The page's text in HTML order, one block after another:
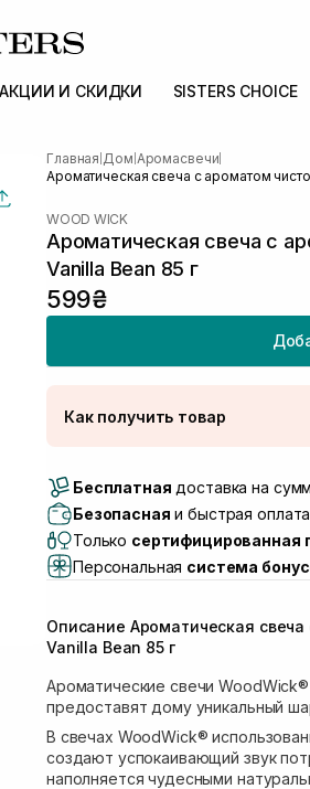
АКЦИИ И СКИДКИ SISTERS CHOICE
Главная Дом Аромасвечи
Ароматическая свеча с ароматом
WOOD WICK
Ароматическая свеча с
Vanilla Bean 85 г
599₴
Как получить товар
Самовывоз г. Луцк,
Самовывоз г. Львов, ул.
Самовывоз Львов (Ивана
Самовывоз г. Львов ул.
Самовывоз г. Ровно, ул.
Бесплатная доставка на
Безопасная и быстрая
Только сертифицированная
Персональная система
Описание Ароматическая свеча
Vanilla Bean 85 г
Ароматические свечи
предоставят дому уникальный
В свечах WoodWick®
создают успокаивающий звук
наполняется чудесными